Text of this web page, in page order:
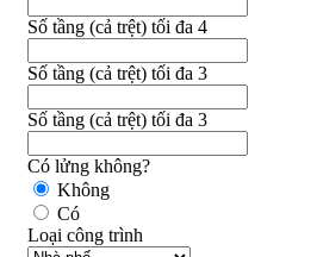
Số tầng (cả trệt) tối đa 4
Số tầng (cả trệt) tối đa 3
Số tầng (cả trệt) tối đa 3
Có lửng không?
Không
Có
Loại công trình